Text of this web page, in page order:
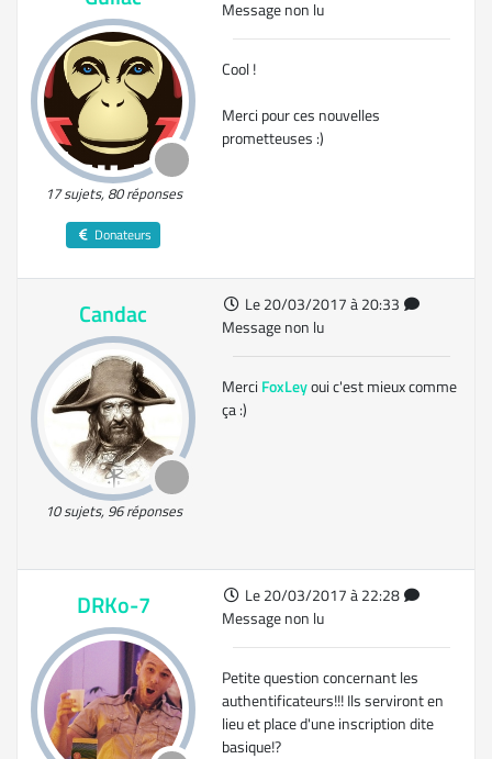
17 sujets, 80 réponses
Donateurs
Message non lu
Cool !
Merci pour ces nouvelles
prometteuses :)
Candac
10 sujets, 96 réponses
Le 20/03/2017 à 20:33
Message non lu
Merci FoxLeyoui c'est mieux comme
ça :)
DRKo-7
Le 20/03/2017 à 22:28
Message non lu
Petite question concernant les
authentificateurs!!! Ils serviront en
lieu et place d'une inscription dite
basique!?